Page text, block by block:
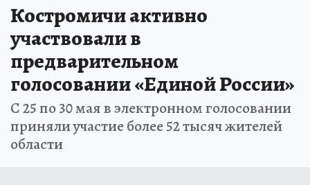
Костромичи активно
участвовали в
предварительном
голосовании «Единой России»
С 25 по 30 мая в электронном голосовании
приняли участие более 52 тысяч жителей
области